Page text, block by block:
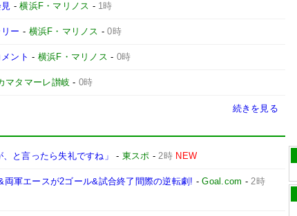
-横浜F・マリノス - 1時
ー - 横浜F・マリノス -0時
ント - 横浜F・マリノス - 0時
マタマーレ讃岐 - 0時
続きを見る
と言ったら失礼ですね」 - 東スポ -2時 NEW
軍エースが2ゴール&試合終了間際の逆転劇! -Goal.com -2時